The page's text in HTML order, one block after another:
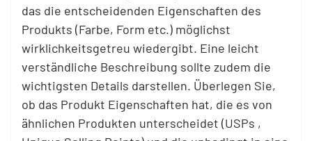
das die entscheidenden Eigenschaften des
Produkts (Farbe, Form etc.) möglichst
wirklichkeitsgetreu wiedergibt. Eine leicht
verständliche Beschreibung sollte zudem die
wichtigsten Details darstellen. Überlegen Sie,
ob das Produkt Eigenschaften hat, die es von
ähnlichen Produkten unterscheidet (USPs ,